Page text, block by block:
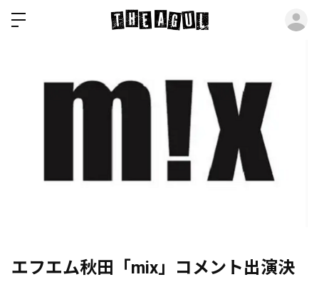
エフエム秋田「mix」コメント出演決